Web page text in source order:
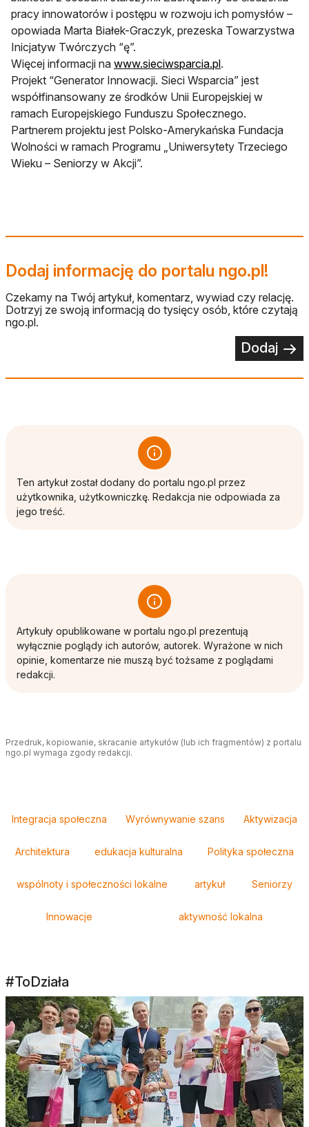
pracy innowatorów i postępu w rozwoju ich pomysłów –
opowiada Marta Białek-Graczyk, prezeska Towarzystwa
Inicjatyw Twórczych “ę”.
Więcej informacji na www.sieciwsparcia.pl.
Projekt “Generator Innowacji. Sieci Wsparcia” jest
współfinansowany ze środków Unii Europejskiej w
ramach Europejskiego Funduszu Społecznego.
Partnerem projektu jest Polsko-Amerykańska Fundacja
Wolności w ramach Programu „Uniwersytety Trzeciego
Wieku – Seniorzy w Akcji”.
Dodaj informację do portalu ngo.pl!
Czekamy na Twój artykuł, komentarz, wywiad czy relację.
Dotrzyj ze swoją informacją do tysięcy osób, które czytają
ngo.pl.
Dodaj
Ten artykuł został dodany do portalu ngo.pl przez
użytkownika, użytkowniczkę. Redakcja nie odpowiada za
jego treść.
Artykuły opublikowane w portalu ngo.pl prezentują
wyłącznie poglądy ich autorów, autorek. Wyrażone w nich
opinie, komentarze nie muszą być tożsame z poglądami
redakcji.
Przedruk, kopiowanie, skracanie artykułów (lub ich fragmentów) z portalu
ngo.pl wymaga zgody redakcji.
Integracja społeczna Wyrównywanie szans Aktywizacja
Architektura edukacja kulturalna Polityka społeczna
wspólnoty i społeczności lokalne artykuł Seniorzy
Innowacje aktywność lokalna
#ToDziała